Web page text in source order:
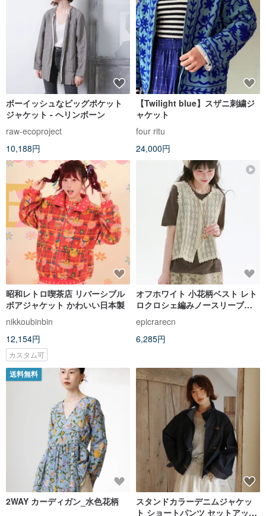
ボーイッシュなビッグポケット
ジャケット - ヘリンボーン
raw-ecoproject
10,188円
【Twilight blue】スザニ刺繍ジ
ャケット
four ritu
24,000円
昭和レトロ喫茶店 リバーシブル
ボアジャケット かわいい日本製
nikkoubinbin
12,154円
カスタム可
オフホワイト 小花柄ベスト レト
ロクロシェ編みノースリーブベ
スト 透かし編みニットベスト 着
回し力抜群の若見えトップス
epicrarecn
6,285円
送料無料
2WAY カーディガン_水色花柄
スタンドカラーデニムジャケッ
ト ショートパンツ セットアップ